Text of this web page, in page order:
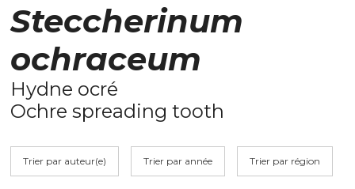
Steccherinum
ochraceum
Hydne ocré
Ochre spreading tooth
Trier par auteur(e) Trier par année Trier par région